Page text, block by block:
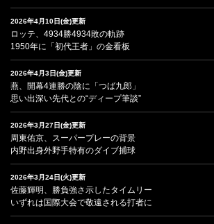
2026年4月10日(金)更新
ロッテ、4934勝4934敗の軌跡
1950年に「初代王者」の金看板
2026年4月3日(金)更新
燕、開幕4連勝の陰に「つば九郎」
思い出深い先代との“ディープ筆談”
2026年3月27日(金)更新
周東佑京、スーパープレーの背景
内野出身外野手特有のダイブ捕球
2026年3月24日(火)更新
佐藤輝明、勝負強さ示したタイムリー
いずれは国際大会で敬遠される打者に